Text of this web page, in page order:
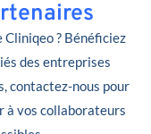
? Bénéficiez
des entreprises
contactez-nous pour
vos collaborateurs